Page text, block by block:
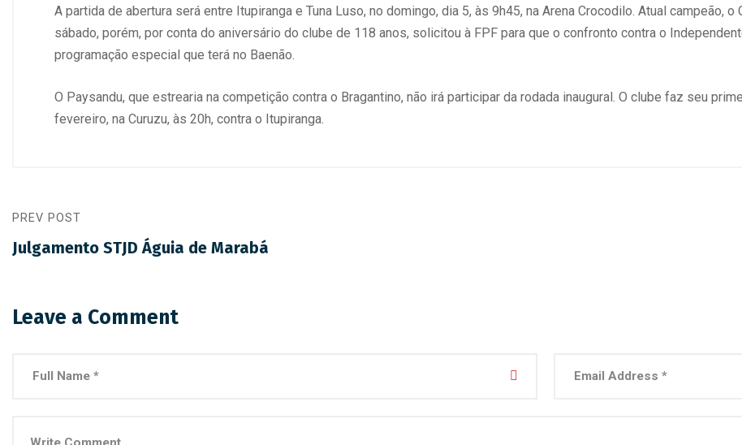
A partida de abertura será entre Itupiranga e Tuna Luso, no domingo, dia 5, às 9h45, na Arena Crocodilo. Atual campeão,
sábado, porém, por conta do aniversário do clube de 118 anos, solicitou à FPF para que o confronto contra o
programação especial que terá no Baenão.
O Paysandu, que estrearia na competição contra o Bragantino, não irá participar da rodada inaugural. O clube faz seu
fevereiro, na Curuzu, às 20h, contra o Itupiranga.
PREV POST
Julgamento STJD Águia de Marabá
Leave a Comment